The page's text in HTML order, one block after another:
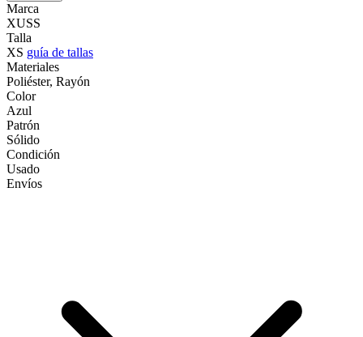
Marca
XUSS
Talla
XS guía de tallas
Materiales
Poliéster, Rayón
Color
Azul
Patrón
Sólido
Condición
Usado
Envíos